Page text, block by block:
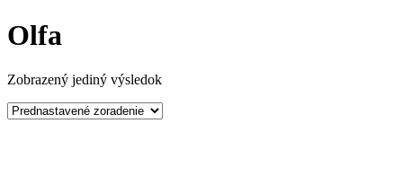
Olfa
Zobrazený jediný výsledok